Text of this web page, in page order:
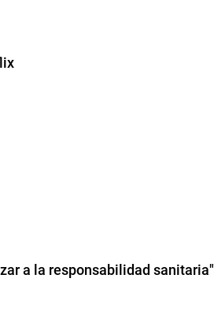
a la responsabilidad sanitaria"